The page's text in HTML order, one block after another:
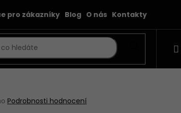
pro zákazníky Blog O nás Kontakty
Podrobnosti hodnocení